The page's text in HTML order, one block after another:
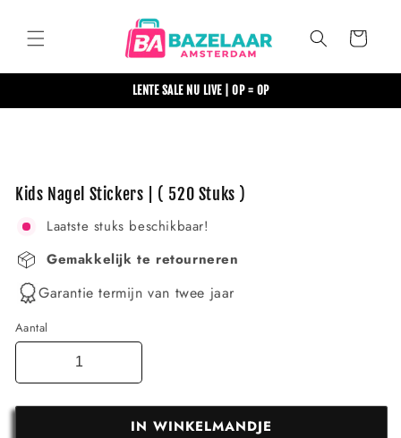
content
Winkelwagen
LENTE SALE NU LIVE | OP = OP
Kids Nagel Stickers | ( 520 Stuks )
Laatste stuks beschikbaar!
Gemakkelijk te retourneren
Garantie termijn van twee jaar
Aantal
IN WINKELMANDJE